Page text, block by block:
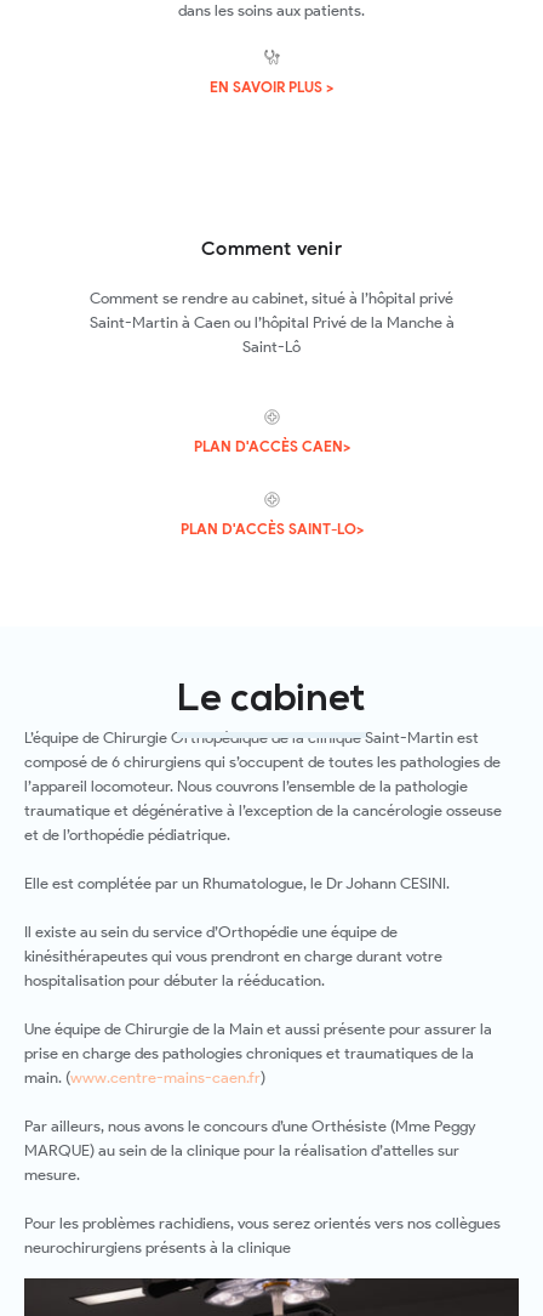
dans les soins aux patients.
EN SAVOIR PLUS >
Comment venir
Comment se rendre au cabinet, situé à l’hôpital privé
Saint-Martin à Caen ou l’hôpital Privé de la Manche à
Saint-Lô
PLAN D'ACCÈS CAEN>
PLAN D'ACCÈS SAINT-LO>
Le cabinet
L’équipe de Chirurgie Orthopédique de la clinique Saint-Martin est
composé de 6 chirurgiens qui s’occupent de toutes les pathologies de
l’appareil locomoteur. Nous couvrons l’ensemble de la pathologie
traumatique et dégénérative à l’exception de la cancérologie osseuse
et de l’orthopédie pédiatrique.
Elle est complétée par un Rhumatologue, le Dr Johann CESINI.
Il existe au sein du service d’Orthopédie une équipe de
kinésithérapeutes qui vous prendront en charge durant votre
hospitalisation pour débuter la rééducation.
Une équipe de Chirurgie de la Main et aussi présente pour assurer la
prise en charge des pathologies chroniques et traumatiques de la
main. (www.centre-mains-caen.fr)
Par ailleurs, nous avons le concours d’une Orthésiste (Mme Peggy
MARQUE) au sein de la clinique pour la réalisation d’attelles sur
mesure.
Pour les problèmes rachidiens, vous serez orientés vers nos collègues
neurochirurgiens présents à la clinique